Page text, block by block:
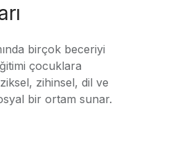
birçok beceriyi
çocuklara
zihinsel, dil ve
bir ortam sunar.